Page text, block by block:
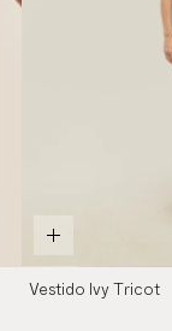
Vestido Ivy Tricot